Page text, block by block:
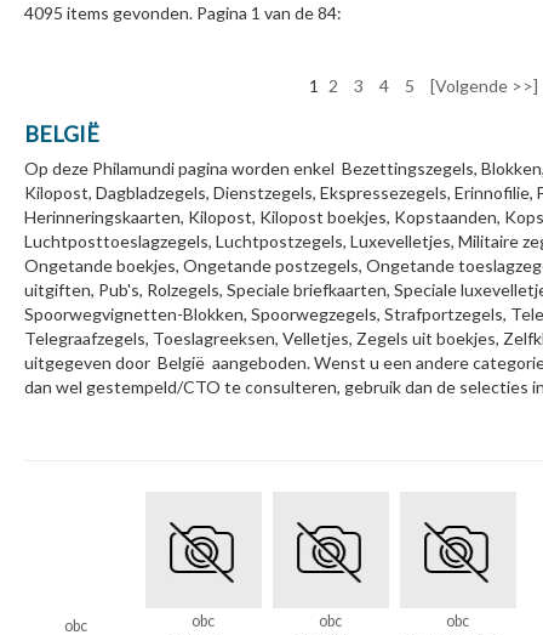
4095 items gevonden. Pagina 1 van de 84:
1 2 3 4 5 [Volgende >>]
BELGIË
Op deze Philamundi pagina worden enkel Bezettingszegels,
Kilopost, Dagbladzegels, Dienstzegels, Ekspressezegels,
Herinneringskaarten, Kilopost, Kilopost boekjes, Kopstaanden,
Luchtposttoeslagzegels, Luchtpostzegels, Luxevelletjes, Militaire
Ongetande boekjes, Ongetande postzegels, Ongetande
uitgiften, Pub's, Rolzegels, Speciale briefkaarten, Speciale
Spoorwegvignetten-Blokken, Spoorwegzegels, Strafportzegels,
Telegraafzegels, Toeslagreeksen, Velletjes, Zegels uit boekjes,
uitgegeven door België aangeboden. Wenst u een andere
dan wel gestempeld/CTO te consulteren, gebruik dan de selecties
obc
obc
obc
obc